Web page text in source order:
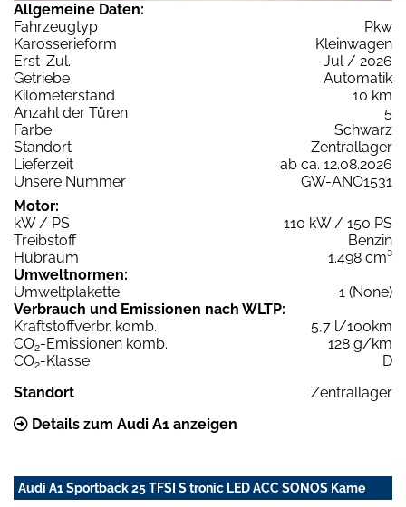
Allgemeine Daten:
Fahrzeugtyp
Pkw
Karosserieform
Kleinwagen
Erst-Zul.
Jul / 2026
Getriebe
Automatik
Kilometerstand
10 km
Anzahl der Türen
5
Farbe
Schwarz
Standort
Zentrallager
Lieferzeit
ab ca. 12.08.2026
Unsere Nummer
GW-ANO1531
Motor:
kW / PS
110 kW / 150 PS
Treibstoff
Benzin
Hubraum
1.498 cm³
Umweltnormen:
Umweltplakette
1 (None)
Verbrauch und Emissionen nach WLTP:
Kraftstoffverbr. komb.
5,7 l/100km
CO2-Emissionen komb.
128 g/km
CO2-Klasse
D
Standort
Zentrallager
Details zum Audi A1 anzeigen
Audi A1 Sportback 25 TFSI S tronic LED ACC SONOS Kame